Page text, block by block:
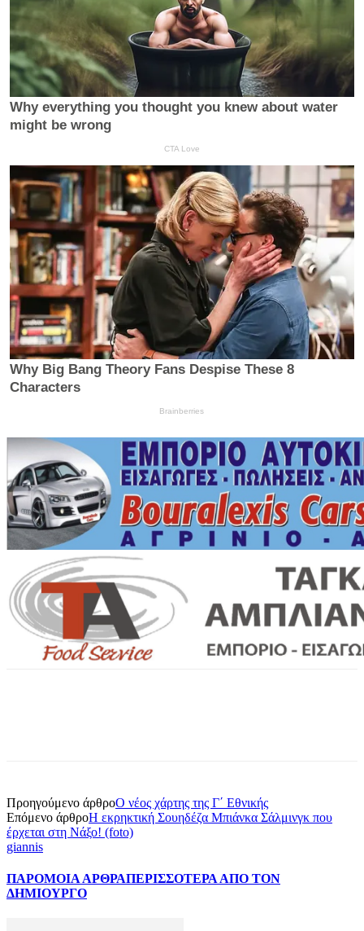
Προηγούμενο άρθροΟ νέος χάρτης της Γ΄ Εθνικής
Επόμενο άρθροΗ εκρηκτική Σουηδέζα Μπιάνκα Σάλμινγκ που
έρχεται στη Νάξο! (foto)
giannis
ΠΑΡΟΜΟΙΑ ΑΡΘΡΑΠΕΡΙΣΣΟΤΕΡΑ ΑΠΟ ΤΟΝ
ΔΗΜΙΟΥΡΓΟ